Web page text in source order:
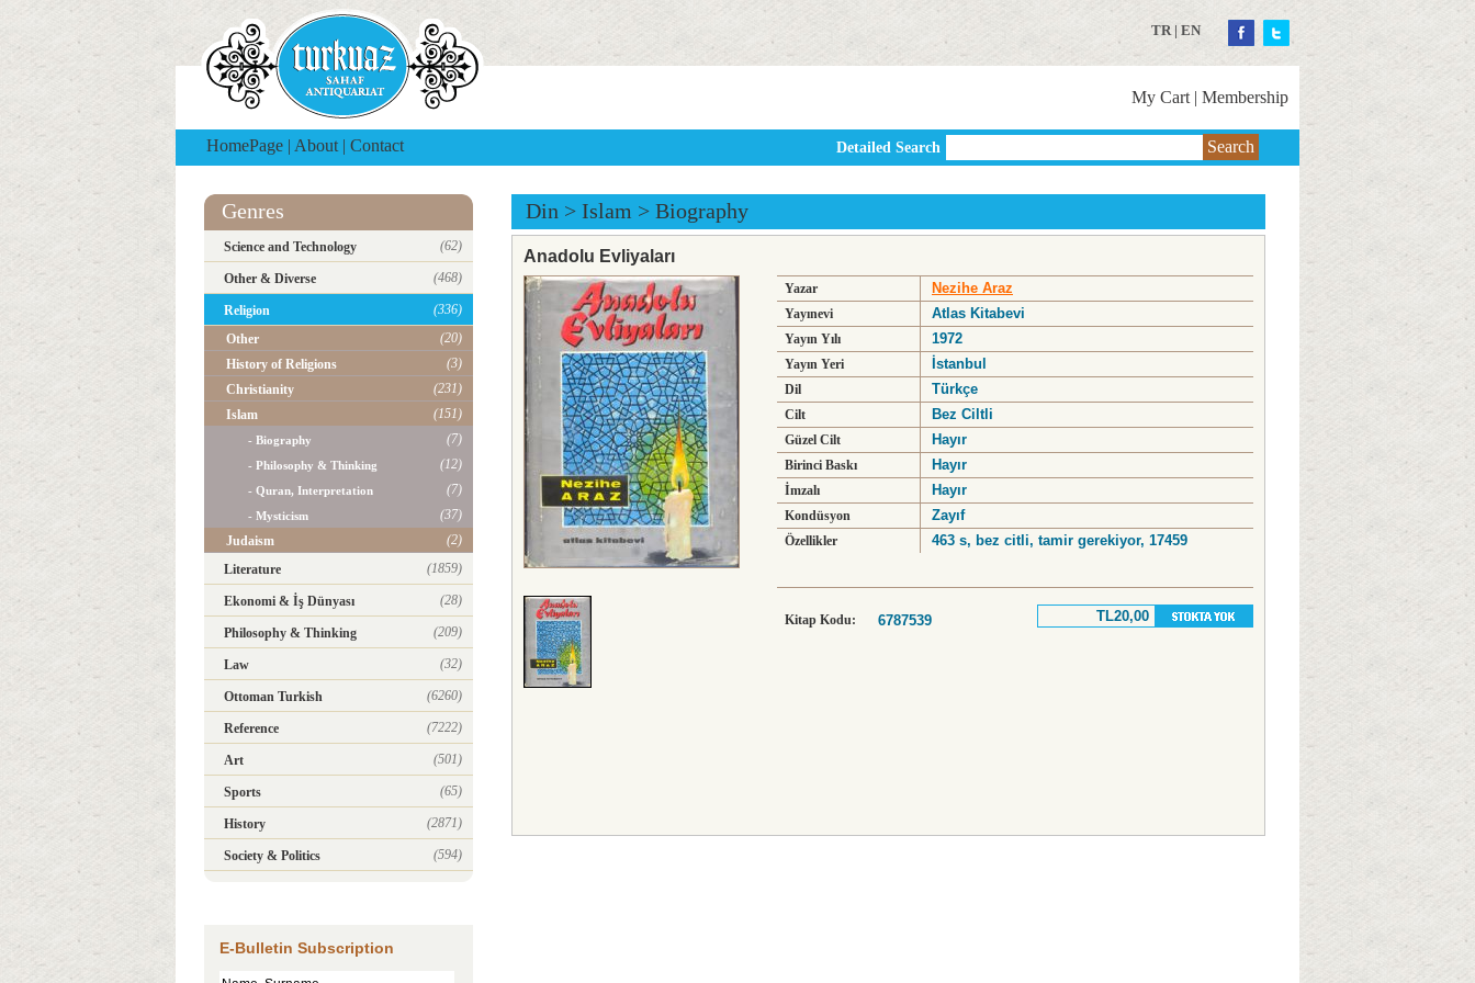
TR| EN
My Cart | Membership
HomePage | About | Contact Detailed Search Search
Genres
Science and Technology (62)
Other & Diverse (468)
Religion
(336)
Other
(20)
History of Religions
(3)
Christianity
(231)
Islam
(151)
- Biography (7)
- Philosophy & Thinking (12)
- Quran, Interpretation (7)
- Mysticism
(37)
Judaism
(2)
Literature
(1859)
Ekonomi & İş Dünyası (28)
Philosophy & Thinking (209)
Law (32)
Ottoman Turkish (6260)
Reference (7222)
Art (501)
Sports (65)
History (2871)
Society & Politics (594)
E-Bulletin Subscription
Din > Islam > Biography
Anadolu Evliyaları
Yazar Nezihe Araz
Yayınevi Atlas Kitabevi
Yayın Yılı 1972
Yayın Yeri İstanbul
Dil Türkçe
Cilt Bez Ciltli
Güzel Cilt Hayır
Birinci Baskı Hayır
İmzalı Hayır
Kondüsyon Zayıf
Özellikler 463 s, bez citli, tamir gerekiyor, 17459
Kitap Kodu: 6787539 TL20,00